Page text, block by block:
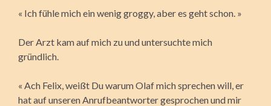
« Ich fühle mich ein wenig groggy, aber es geht schon. »
Der Arzt kam auf mich zu und untersuchte mich
gründlich.
« Ach Felix, weißt Du warum Olaf mich sprechen will, er
hat auf unseren Anrufbeantworter gesprochen und mir